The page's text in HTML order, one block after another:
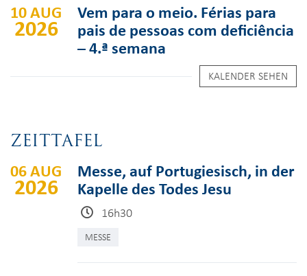
10 AUG
2026
Vem para o meio. Férias para
pais de pessoas com deficiência
– 4.ª semana
KALENDER SEHEN
ZEITTAFEL
06 AUG
2026
Messe, auf Portugiesisch, in der
Kapelle des Todes Jesu
16h30
MESSE